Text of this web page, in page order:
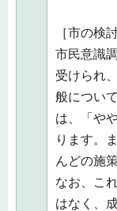
［市の検
市民意識
受けられ
般につい
は、「や
ります。
んどの施
なお、こ
はなく、